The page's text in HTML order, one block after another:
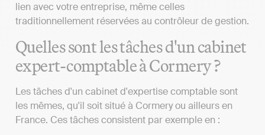
lien avec votre entreprise, même celles
traditionnellement réservées au contrôleur de gestion.
Quelles sont les tâches d'un cabinet
expert-comptable à Cormery ?
Les tâches d'un cabinet d'expertise comptable sont
les mêmes, qu'il soit situé à Cormery ou ailleurs en
France. Ces tâches consistent par exemple en :